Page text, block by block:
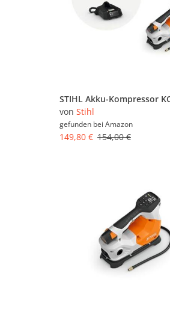
von Stihl
gefunden bei Amazon
149,80 € 154,00 €